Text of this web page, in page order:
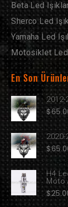
Beta Led
Sherco Led
Yamaha Led
Motosiklet
En Son
2012-
$
2020-
$
H4
Moto
$